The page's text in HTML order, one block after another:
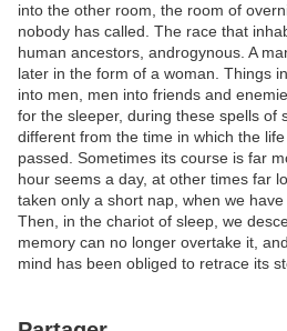
into the other room, the room of
nobody has called. The race that
human ancestors, androgynous. A
later in the form of a woman. Things
into men, men into friends and
for the sleeper, during these spells of
different from the time in which the
passed. Sometimes its course is far
hour seems a day, at other times far
taken only a short nap, when we
Then, in the chariot of sleep, we
memory can no longer overtake it,
mind has been obliged to retrace its